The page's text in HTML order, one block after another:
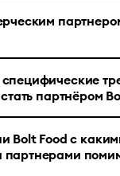
партнёром
Bolt Food с
партнерами